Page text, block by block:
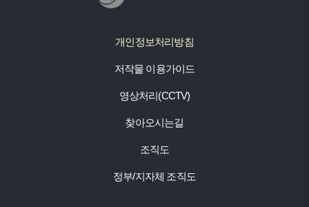
개인정보처리방침
저작물 이용가이드
영상처리(CCTV)
찾아오시는길
조직도
정부/지자체 조직도